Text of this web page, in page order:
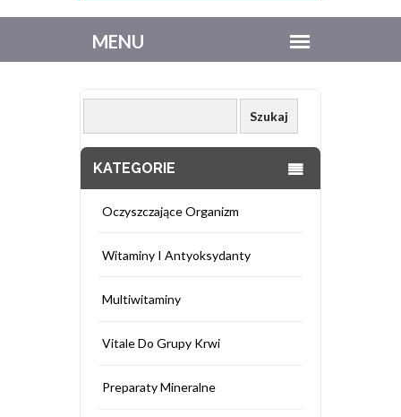
KATEGORIE
Oczyszczające Organizm
Witaminy I Antyoksydanty
Multiwitaminy
Vitale Do Grupy Krwi
Preparaty Mineralne